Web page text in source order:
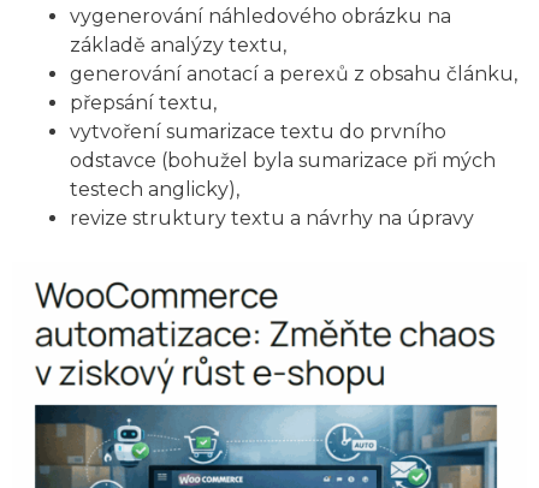
vygenerování náhledového obrázku na
základě analýzy textu,
generování anotací a perexů z obsahu článku,
přepsání textu,
vytvoření sumarizace textu do prvního
odstavce (bohužel byla sumarizace při mých
testech anglicky),
revize struktury textu a návrhy na úpravy